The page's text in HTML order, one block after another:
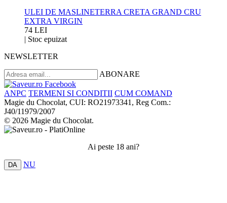
ULEI DE MASLINETERRA CRETA GRAND CRU
EXTRA VIRGIN
74 LEI
Stoc epuizat
NEWSLETTER
ABONARE
ANPC TERMENI SI CONDITII CUM COMAND
Magie du Chocolat, CUI: RO21973341, Reg Com.:
J40/11979/2007
© 2026 Magie du Chocolat.
Ai peste 18 ani?
DA NU